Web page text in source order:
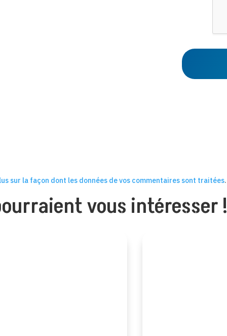
sur la façon dont les données de vos commentaires sont traitées.
vous intéresser !